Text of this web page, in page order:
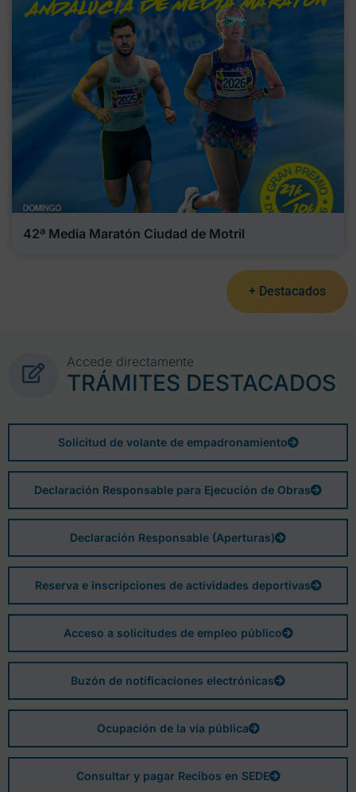
42ª Media Maratón Ciudad de Motril
+ Destacados
Accede directamente
TRÁMITES DESTACADOS
Solicitud de volante de empadronamiento
Declaración Responsable para Ejecución de Obras
Declaración Responsable (Aperturas)
Reserva e inscripciones de actividades deportivas
Acceso a solicitudes de empleo público
Buzón de notificaciones electrónicas
Ocupación de la vía pública
Consultar y pagar Recibos en SEDE